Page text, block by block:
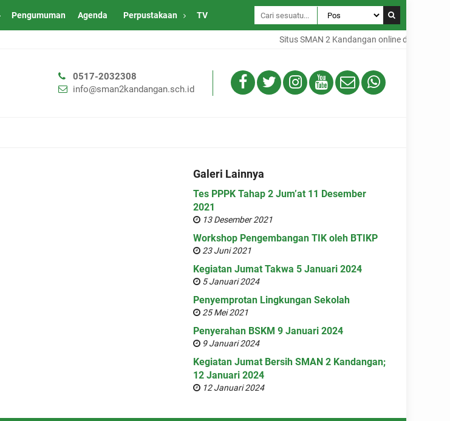
Pengumuman Agenda Perpustakaan TV
Situs SMAN 2 Kandangan online dari Desa
0517-2032308
info@sman2kandangan.sch.id
Galeri Lainnya
Tes PPPK Tahap 2 Jum’at 11 Desember
2021
13 Desember 2021
Workshop Pengembangan TIK oleh BTIKP
23 Juni 2021
Kegiatan Jumat Takwa 5 Januari 2024
5 Januari 2024
Penyemprotan Lingkungan Sekolah
25 Mei 2021
Penyerahan BSKM 9 Januari 2024
9 Januari 2024
Kegiatan Jumat Bersih SMAN 2 Kandangan;
12 Januari 2024
12 Januari 2024